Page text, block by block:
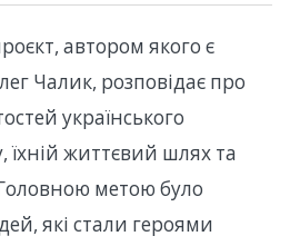
автором якого є
Чалик, розповідає про
українського
їхній життєвий шлях та
метою було
які стали героями